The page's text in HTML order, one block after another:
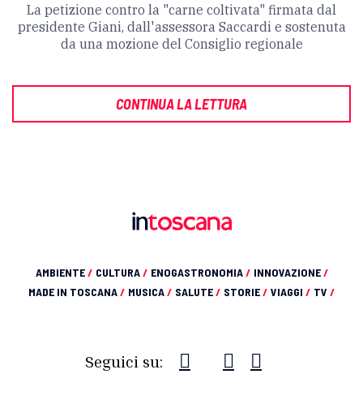
La petizione contro la "carne coltivata" firmata dal
presidente Giani, dall'assessora Saccardi e sostenuta
da una mozione del Consiglio regionale
CONTINUA LA LETTURA
AMBIENTE/ CULTURA/ ENOGASTRONOMIA/ INNOVAZIONE/
MADE IN TOSCANA/ MUSICA/ SALUTE/ STORIE/ VIAGGI / TV /
Seguici su: